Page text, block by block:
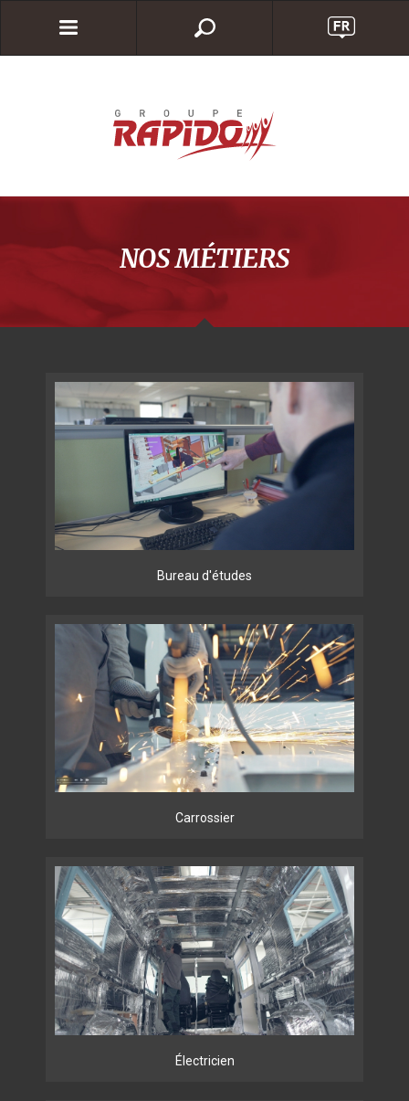
NOS MÉTIERS
Bureau d'études
Carrossier
Électricien